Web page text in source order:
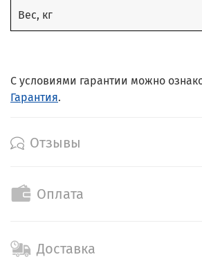
Вес, кг
С условиями гарантии можно
Гарантия.
Отзывы
Оплата
Доставка